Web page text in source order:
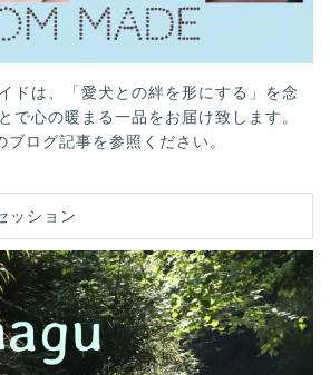
ドは、「愛犬との絆を形にする」を念
で心の暖まる一品をお届け致します。
ログ記事を参照ください。
ッション